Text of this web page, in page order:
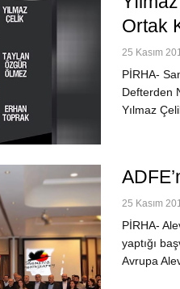
Ortak
25 Kasım
PİRHA-
Defterden
Yılmaz
25 Kasım
PİRHA-
yaptığı
Avrupa